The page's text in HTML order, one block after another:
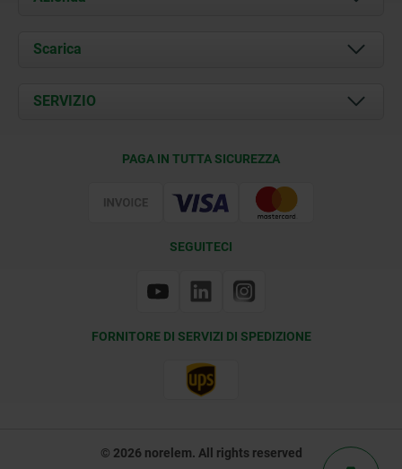
Chi siamo
Contatti
Scarica
Documents
SERVIZIO
PAGA IN TUTTA SICUREZZA
SEGUITECI
FORNITORE DI SERVIZI DI SPEDIZIONE
© 2026 norelem. All rights reserved